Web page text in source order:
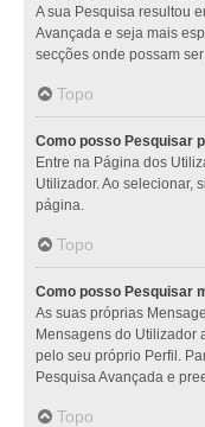
A sua Pesquisa resultou
Avançada e seja mais
secções onde possam
Topo
Como posso Pesquisar
Entre na Página dos
Utilizador. Ao selecionar,
página.
Topo
Como posso Pesquisar
As suas próprias
Mensagens do Utilizador
pelo seu próprio Perfil.
Pesquisa Avançada e
Topo